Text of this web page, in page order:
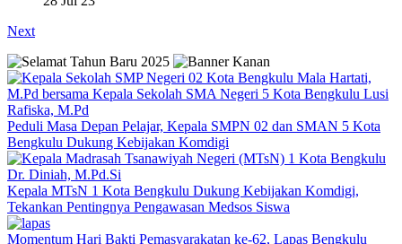
Next
Peduli Masa Depan Pelajar, Kepala SMPN 02 dan SMAN 5 Kota
Bengkulu Dukung Kebijakan Komdigi
Kepala MTsN 1 Kota Bengkulu Dukung Kebijakan Komdigi,
Tekankan Pentingnya Pengawasan Medsos Siswa
Momentum Hari Bakti Pemasyarakatan ke-62, Lapas Bengkulu